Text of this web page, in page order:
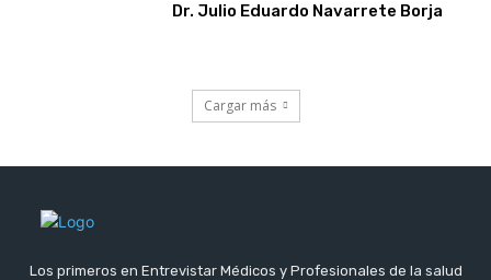
Dr. Julio Eduardo Navarrete Borja
Cargar más
Los primeros en Entrevistar Médicos y Profesionales de la salud